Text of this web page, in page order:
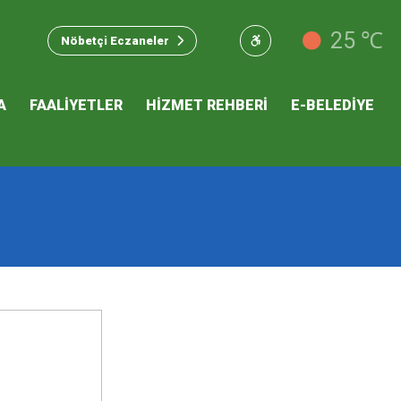
Nöbetçi Eczaneler 25 ℃
FAALİYETLER HİZMET REHBERİ E-BELEDİYE